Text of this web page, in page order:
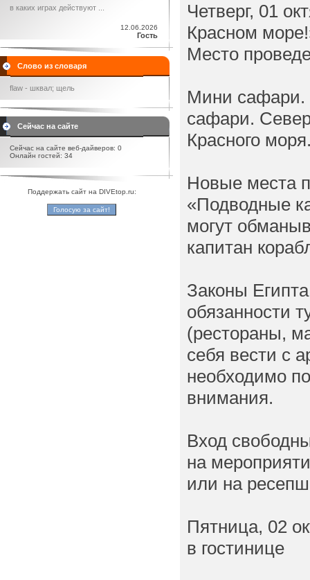
в каких играх действуют ...
12.06.2026
Гость
Слово из словаря
flaw - шквал; щель
Сейчас на сайте
Сейчас на сайте веб-дайверов: 0
Онлайн гостей: 34
Поддержать сайт на DIVEtop.ru:
Четверг, 01
Красном
Место
Мини сафари.
сафари.
Красного
Новые места
«Подводные
могут
капитан
Законы
обязанности
(рестораны,
себя вести с
необходимо
внимания.
Вход
на
или на
Пятница, 02
в гостинице